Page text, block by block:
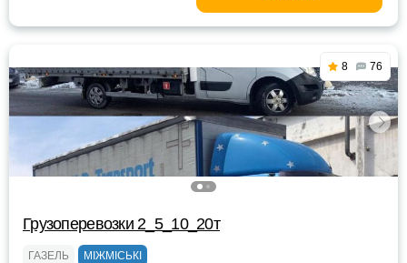
8 76
Грузоперевозки 2_5_10_20т
ГАЗЕЛЬ МІЖМІСЬКІ